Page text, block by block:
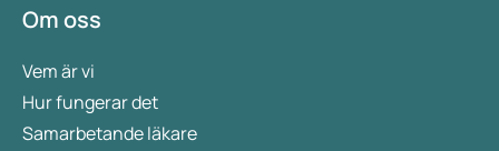
Om oss
Vem är vi
Hur fungerar det
Samarbetande läkare